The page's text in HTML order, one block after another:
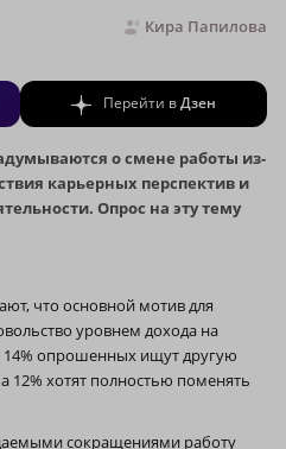
Кира Папилова
Перейти вДзен
о смене работы из-
карьерных перспектив и
Опрос на эту тему
что основной мотив для
уровнем дохода на
опрошенных ищут другую
12% хотят полностью поменять
сокращениями работу